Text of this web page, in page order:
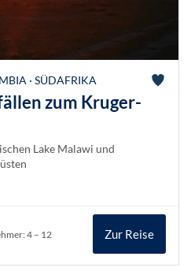
· SÜDAFRIKA
zum Kruger-
Lake Malawi und
4 – 12 Zur Reise